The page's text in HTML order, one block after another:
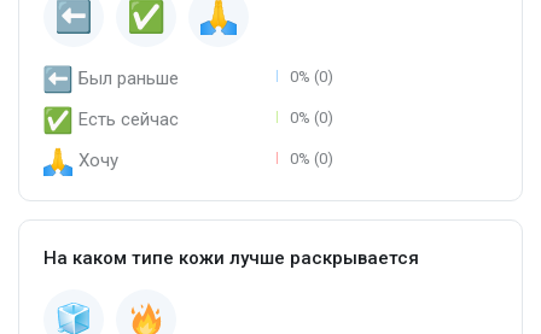
Был раньше 0% (0)
Есть сейчас 0% (0)
Хочу 0% (0)
На каком типе кожи лучше раскрывается